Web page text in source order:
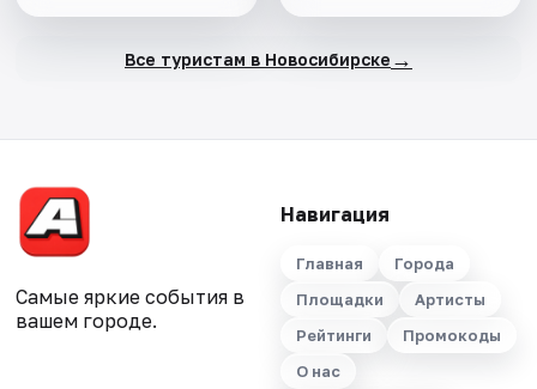
Все туристам в Новосибирске →
Самые яркие события в
вашем городе.
Навигация
Главная
Города
Площадки
Артисты
Рейтинги
Промокоды
О нас